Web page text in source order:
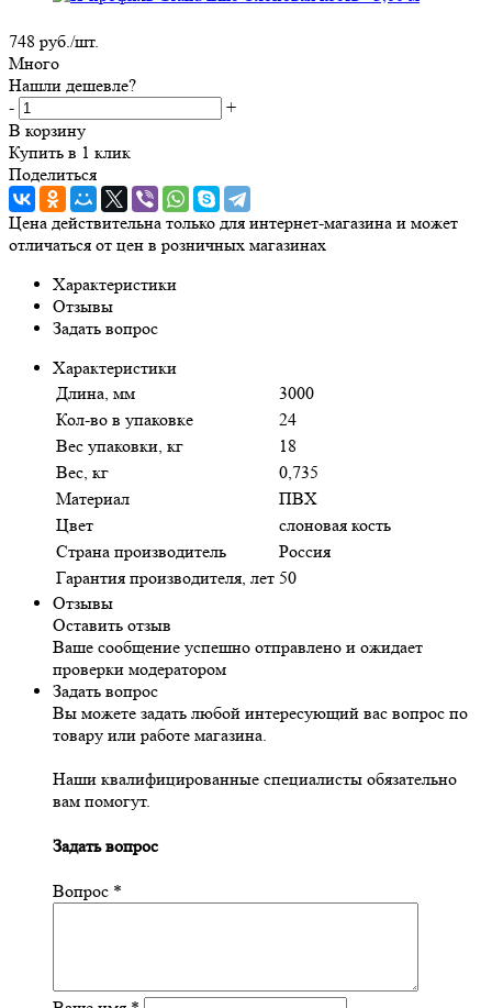
748 руб./шт.
Много
Нашли дешевле?
-
+
В корзину
Купить в 1 клик
Поделиться
Цена действительна только для интернет-магазина и может
отличаться от цен в розничных магазинах
Характеристики
Отзывы
Задать вопрос
Характеристики
Длина, мм
3000
Кол-во в упаковке
24
Вес упаковки, кг
18
Вес, кг
0,735
Материал
ПВХ
Цвет
слоновая кость
Страна производитель
Россия
Гарантия производителя, лет 50
Отзывы
Оставить отзыв
Ваше сообщение успешно отправлено и ожидает
проверки модератором
Задать вопрос
Вы можете задать любой интересующий вас вопрос по
товару или работе магазина.
Наши квалифицированные специалисты обязательно
вам помогут.
Задать вопрос
Вопрос *